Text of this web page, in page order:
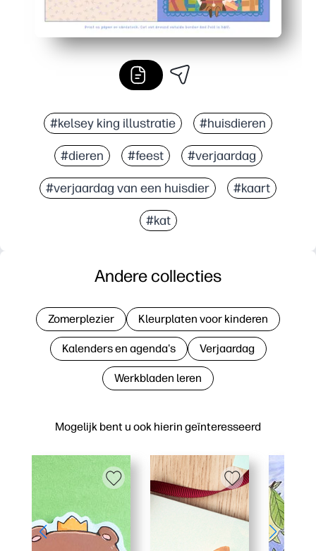
#kelsey king illustratie #huisdieren
#dieren #feest #verjaardag
#verjaardag van een huisdier #kaart
#kat
Mogelijk bent u ook hierin geïnteresseerd
Andere collecties
Zomerplezier Kleurplaten voor kinderen
Kalenders en agenda's Verjaardag
Werkbladen leren